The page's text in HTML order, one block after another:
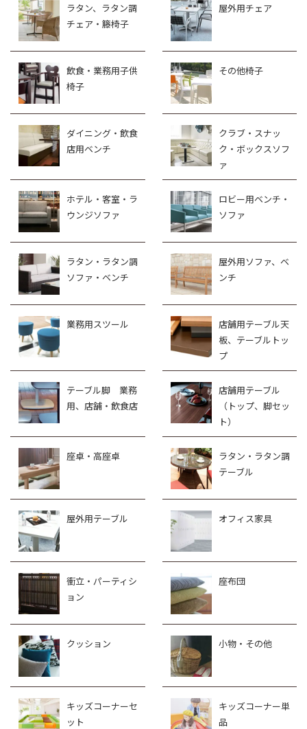
ラタン、ラタン調
チェア・籐椅子
屋外用チェア
飲食・業務用子供
椅子
その他椅子
ダイニング・飲食
店用ベンチ
クラブ・スナッ
ク・ボックスソフ
ァ
ホテル・客室・ラ
ウンジソファ
ロビー用ベンチ・
ソファ
ラタン・ラタン調
ソファ・ベンチ
屋外用ソファ、ベ
ンチ
業務用スツール
店舗用テーブル天
板、テーブルトッ
プ
テーブル脚 業務
用、店舗・飲食店
店舗用テーブル
（トップ、脚セッ
ト）
座卓・高座卓
ラタン・ラタン調
テーブル
屋外用テーブル オフィス家具
衝立・パーティシ
ョン
座布団
クッション 小物・その他
キッズコーナーセ
ット
キッズコーナー単
品